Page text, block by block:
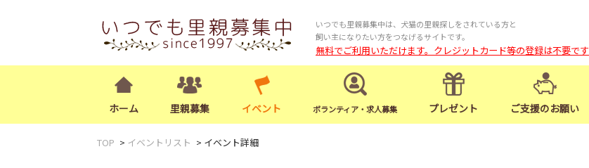
いつでも里親募集中は、犬猫の里親探しをされている方と
飼い主になりたい方をつなげるサイトです。
無料でご利用いただけます。クレジットカード等の登録は不要です
ホーム 里親募集 イベント ボランティア・求人募集 プレゼント ご支援のお願い
TOP イベントリスト イベント詳細